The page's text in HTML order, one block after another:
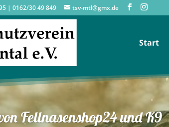
| 0162/30 49 849 tsv-mtl@gmx.de
Start
Fellnasenshop24 und K9